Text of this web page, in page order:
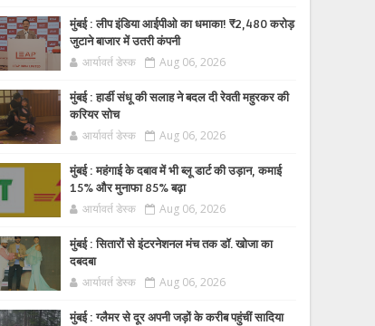
मुंबई : लीप इंडिया आईपीओ का धमाका! ₹2,480 करोड़
जुटाने बाजार में उतरी कंपनी
आर्यावर्त डेस्क Aug 06, 2026
मुंबई : हार्डी संधू की सलाह ने बदल दी रेवती महुरकर की
करियर सोच
आर्यावर्त डेस्क Aug 06, 2026
मुंबई : महंगाई के दबाव में भी ब्लू डार्ट की उड़ान, कमाई
15% और मुनाफा 85% बढ़ा
आर्यावर्त डेस्क Aug 06, 2026
मुंबई : सितारों से इंटरनेशनल मंच तक डॉ. खोजा का
दबदबा
आर्यावर्त डेस्क Aug 06, 2026
मुंबई : ग्लैमर से दूर अपनी जड़ों के करीब पहुंचीं सादिया